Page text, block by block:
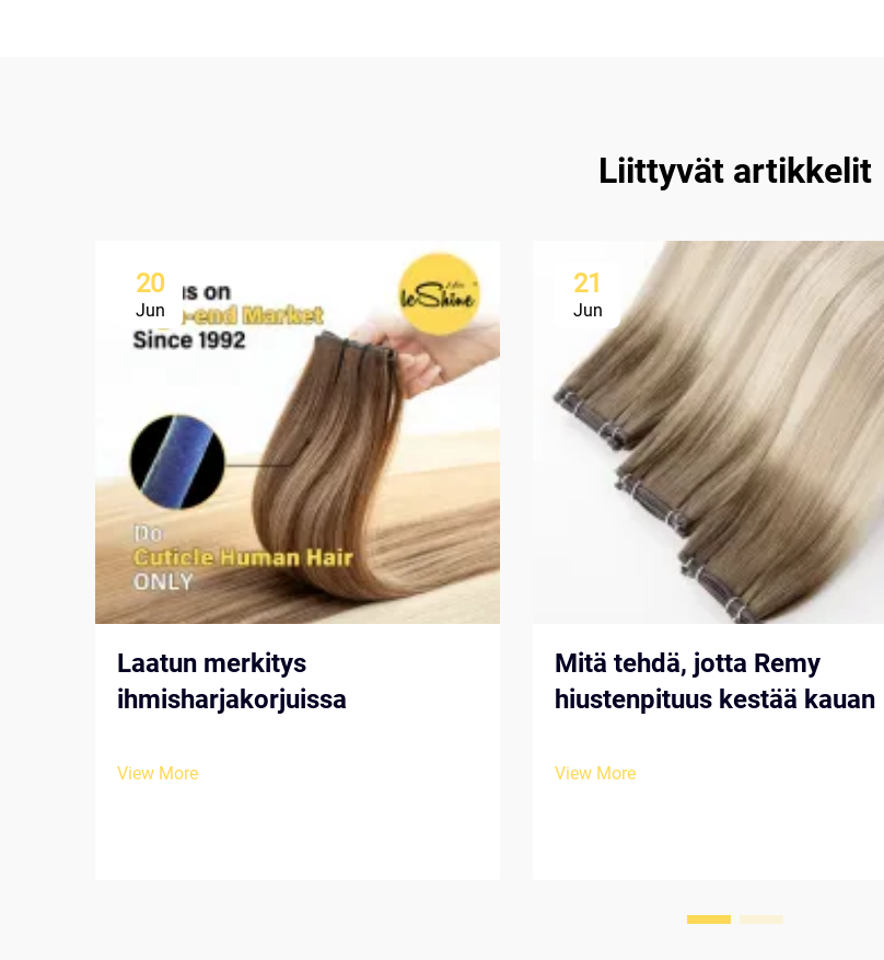
Liittyvät artikkelit
20
Jun
Laatun merkitys
ihmisharjakorjuissa
View More
21
Jun
Mitä tehdä, jotta Remy
hiustenpituus kestää kauan
View More